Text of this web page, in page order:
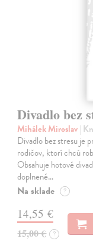
Divadlo bez
Mihálek Miroslav|
Divadlo bez stresu je
rodičov, ktorí chcú
Obsahuje hotové
doplnené…
Na sklade ?
14,55 €
15,00 € ?